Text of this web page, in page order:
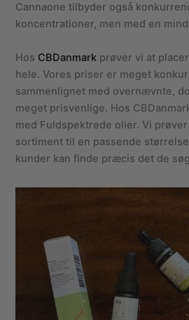
Cannaone tilbyder også
koncentrationer, men med en
Hos CBDanmark prøver vi at
hele. Vores priser er meget
sammenlignet med overnævnte,
meget prisvenlige. Hos
med Fuldspektrede olier. Vi
sortiment til en passende
kunder kan finde præcis det de